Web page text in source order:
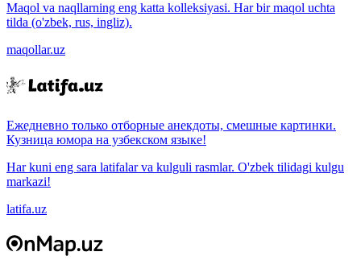
Maqol va naqllarning eng katta kolleksiyasi. Har bir maqol uchta
tilda (o'zbek, rus, ingliz).
maqollar.uz
Ежедневно только отборные анекдоты, смешные картинки.
Кузница юмора на узбекском языке!
Har kuni eng sara latifalar va kulguli rasmlar. O'zbek tilidagi kulgu
markazi!
latifa.uz